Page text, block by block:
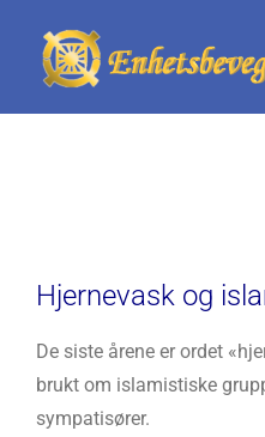
content
Hjernevask og
De siste årene er ordet
brukt om islamistiske
sympatisører.